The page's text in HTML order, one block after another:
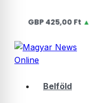
425,00 Ft▲ CHF
Belföld